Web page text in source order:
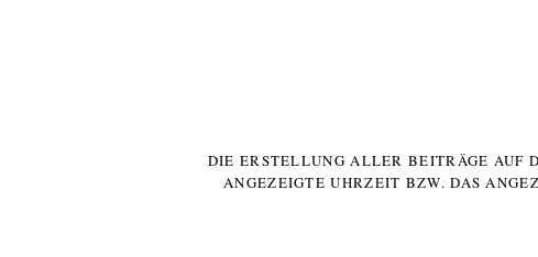
DIE ERSTELLUNG ALLER BEITRÄGE AUF
ANGEZEIGTE UHRZEIT BZW. DAS